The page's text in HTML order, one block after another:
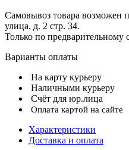
Самовывоз товара возможен
улица, д. 2 стр. 34.
Только по предварительному
Варианты оплаты
На карту курьеру
Наличными курьеру
Счёт для юр.лица
Оплата картой на сайте
Характеристики
Доставка и оплата